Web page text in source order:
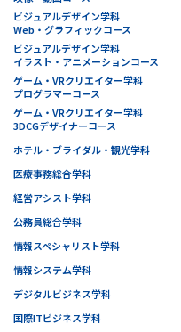
ビジュアルデザイン学科
Web・グラフィックコース
ビジュアルデザイン学科
イラスト・アニメーションコース
ゲーム・VRクリエイター学科
プログラマーコース
ゲーム・VRクリエイター学科
3DCGデザイナーコース
ホテル・ブライダル・観光学科
医療事務総合学科
経営アシスト学科
公務員総合学科
情報スペシャリスト学科
情報システム学科
デジタルビジネス学科
国際ITビジネス学科